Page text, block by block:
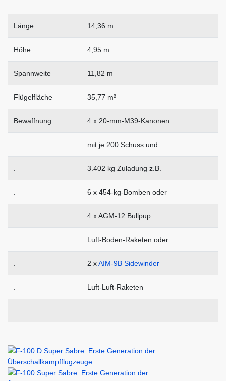
Länge 14,36 m
Höhe 4,95 m
Spannweite 11,82 m
Flügelfläche 35,77 m²
Bewaffnung 4 x 20-mm-M39-Kanonen
mit je 200 Schuss und
3.402 kg Zuladung z.B.
6 x 454-kg-Bomben oder
4 x AGM-12 Bullpup
Luft-Boden-Raketen oder
2 xAIM-9B Sidewinder
Luft-Luft-Raketen